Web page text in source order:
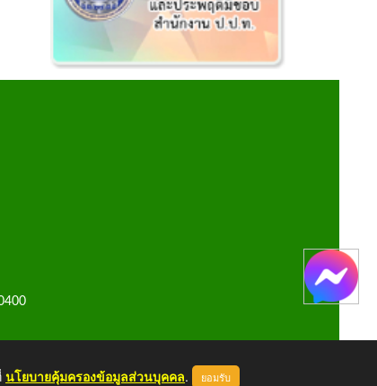
นโยบายคุ้มครองข้อมูลส่วนบุคคล. ยอมรับ